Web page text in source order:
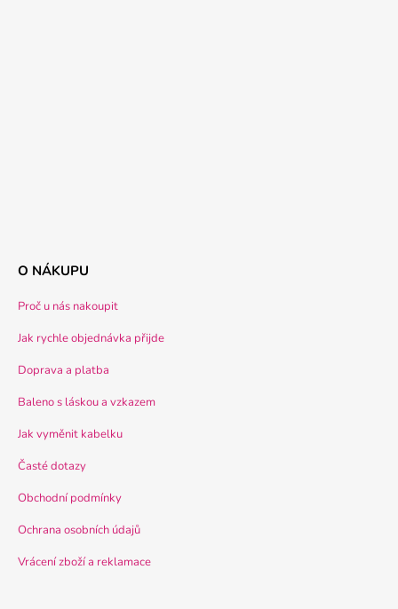
O NÁKUPU
Proč u nás nakoupit
Jak rychle objednávka přijde
Doprava a platba
Baleno s láskou a vzkazem
Jak vyměnit kabelku
Časté dotazy
Obchodní podmínky
Ochrana osobních údajů
Vrácení zboží a reklamace